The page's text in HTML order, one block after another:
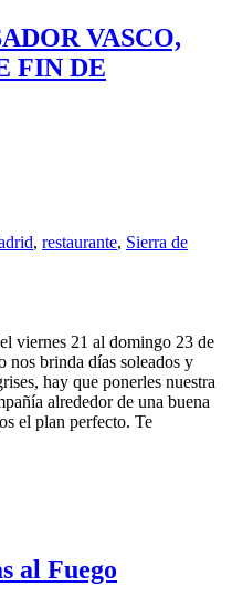
VASCO,
FIN DE
, restaurante, Sierra de
viernes 21 al domingo 23 de
nos brinda días soleados y
hay que ponerles nuestra
alrededor de una buena
el plan perfecto. Te
al Fuego